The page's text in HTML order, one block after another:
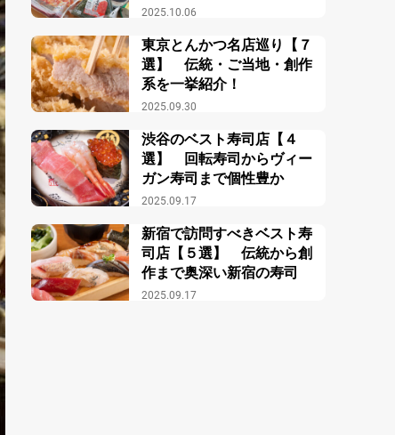
2025.10.06
果？
2025.09.30
東京とんかつ名店巡り【７
選】 伝統・ご当地・創作
系を一挙紹介！
2025.09.17
渋谷のベスト寿司店【４
選】 回転寿司からヴィー
ガン寿司まで個性豊か
2025.09.17
新宿で訪問すべきベスト寿
司店【５選】 伝統から創
作まで奥深い新宿の寿司